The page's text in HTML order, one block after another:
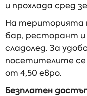
и прохлада сред
На територията
бар, ресторант и
сладолед. За
посетителите се
от 4,50 евро.
Безплатен